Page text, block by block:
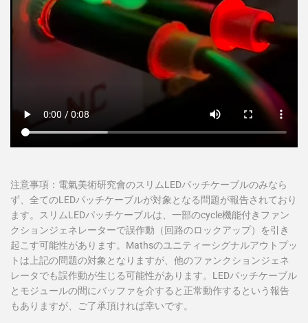
注意事項：電氣美術研究會のスリムLEDパッチケーブルのみなら
ず、全てのLEDパッチケーブルが対象となる問題が報告されており
ます。スリムLEDパッチケーブルは、一部のcycle機能付きファン
クションジェネレーターで誤作動（回路のロックアップ）を引き
起こす可能性があります。Mathsのユニティーシグナルアウトプッ
トは上記の問題の対象となりますが、他のファンクションジェネ
レータでも誤作動が生じる可能性があります。LEDパッチケーブル
とモジュールの間にバッファを介すると正常動作するという報告
もありますが、ご了承頂ければ幸いです。